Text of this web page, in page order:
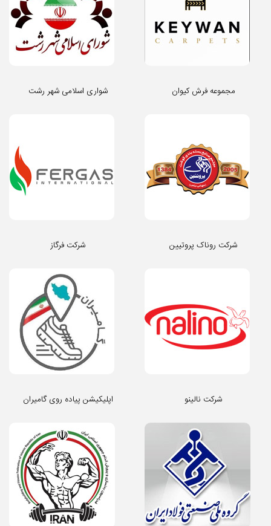
شواری اسلامی شهر رشت مجموعه فرش کیوان
شرکت فرگاز شرکت روناک پروتیین
اپلیکیشن پیاده روی گامیران شرکت نالینو